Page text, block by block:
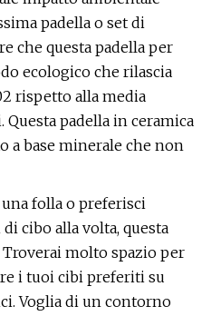
padella o set di
che questa padella per
ecologico che rilascia
rispetto alla media
padella in ceramica
a base minerale che non
folla o preferisci
cibo alla volta, questa
molto spazio per
i tuoi cibi preferiti su
Voglia di un contorno